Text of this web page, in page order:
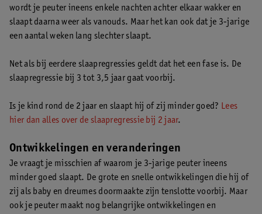
wordt je peuter ineens enkele nachten achter elkaar wakker en
slaapt daarna weer als vanouds. Maar het kan ook dat je 3-jarige
een aantal weken lang slechter slaapt.
Net als bij eerdere slaapregressies geldt dat het een fase is. De
slaapregressie bij 3 tot 3,5 jaar gaat voorbij.
Is je kind rond de 2 jaar en slaapt hij of zij minder goed? Lees
hier dan alles over de slaapregressie bij 2 jaar.
Ontwikkelingen en veranderingen
Je vraagt je misschien af waarom je 3-jarige peuter ineens
minder goed slaapt. De grote en snelle ontwikkelingen die hij of
zij als baby en dreumes doormaakte zijn tenslotte voorbij. Maar
ook je peuter maakt nog belangrijke ontwikkelingen en